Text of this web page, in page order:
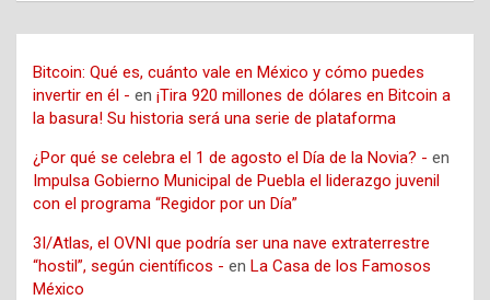
Bitcoin: Qué es, cuánto vale en México y cómo puedes
invertir en él - en ¡Tira 920 millones de dólares en Bitcoin a
la basura! Su historia será una serie de plataforma
¿Por qué se celebra el 1 de agosto el Día de la Novia? - en
Impulsa Gobierno Municipal de Puebla el liderazgo juvenil
con el programa “Regidor por un Día”
3I/Atlas, el OVNI que podría ser una nave extraterrestre
“hostil”, según científicos - en La Casa de los Famosos
México